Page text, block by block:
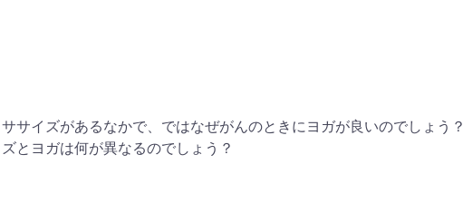
サイズがあるなかで、ではなぜがんのときにヨガが良いのでしょう？
とヨガは何が異なるのでしょう？